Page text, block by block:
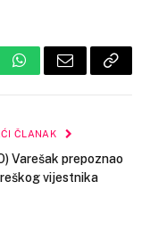
WhatsApp
Email Copy
ČLANAK
Varešak prepoznao
vijestnika